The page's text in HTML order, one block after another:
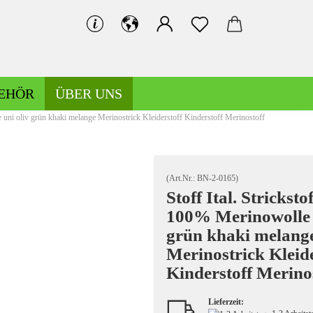
Leinen gemustert
ÜBER UNS
oliv grün khaki melange Merinostrick Kleiderstoff Kinderstoff Merinostoff
(Art.Nr.: BN-2-0165)
Stoff Ital.
100%
grün khaki
Merinostrick
Kinderstoff
Lieferzeit: